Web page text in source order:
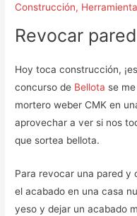
Construcción,
Revocar
Hoy toca construcción,
concurso de Bellota se
mortero weber CMK en
aprovechar a ver si nos
que sortea bellota.
Para revocar una pared y
el acabado en una casa
yeso y dejar un acabado